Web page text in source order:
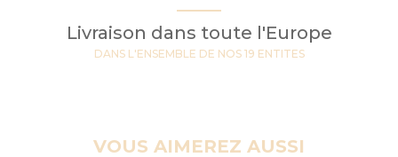
Livraison dans toute l'Europe
DANS L'ENSEMBLE DE NOS 19 ENTITES
VOUS AIMEREZ AUSSI